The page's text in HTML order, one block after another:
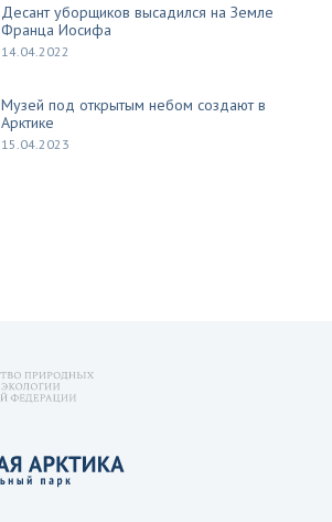
Десант уборщиков высадился на Земле
Франца Иосифа
14.04.2022
Музей под открытым небом создают в
Арктике
15.04.2023